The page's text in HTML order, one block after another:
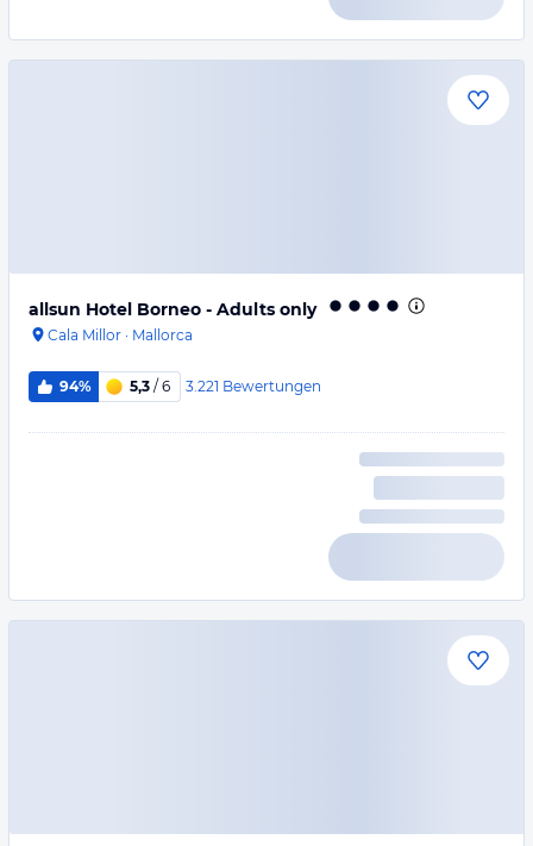
allsun Hotel Borneo - Adults only
Cala Millor · Mallorca
94% 5,3 / 6 3.221 Bewertungen